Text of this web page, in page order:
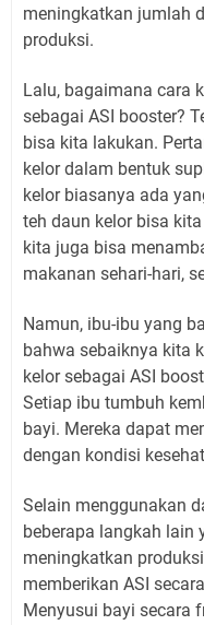
meningkatkan jumlah
produksi.
Lalu, bagaimana cara
sebagai ASI booster?
bisa kita lakukan.
kelor dalam bentuk
kelor biasanya ada
teh daun kelor bisa
kita juga bisa
makanan sehari-hari,
Namun, ibu-ibu yang
bahwa sebaiknya kita
kelor sebagai ASI
Setiap ibu tumbuh
bayi. Mereka dapat
dengan kondisi
Selain menggunakan
beberapa langkah lain
meningkatkan
memberikan ASI
Menyusui bayi secara